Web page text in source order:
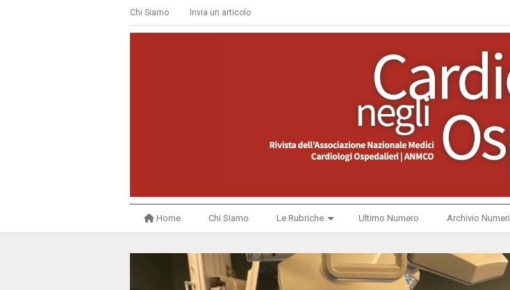
Chi Siamo Invia un articolo
Home Chi Siamo Le Rubriche Ultimo Numero Archivio Numeri